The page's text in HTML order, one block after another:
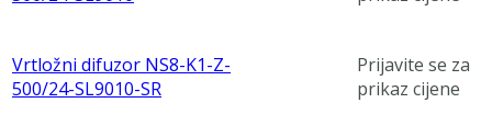
Vrtložni difuzor NS8-K1-Z-
500/24-SL9010-SR
Prijavite se za
prikaz cijene